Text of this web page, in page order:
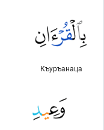
Къуръанаца